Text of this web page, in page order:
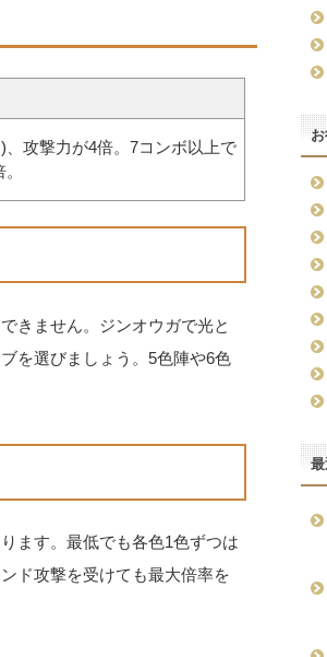
攻撃力が4倍。7コンボ以上で
きません。ジンオウガで光と
を選びましょう。5色陣や6色
ます。最低でも各色1色ずつは
ド攻撃を受けても最大倍率を